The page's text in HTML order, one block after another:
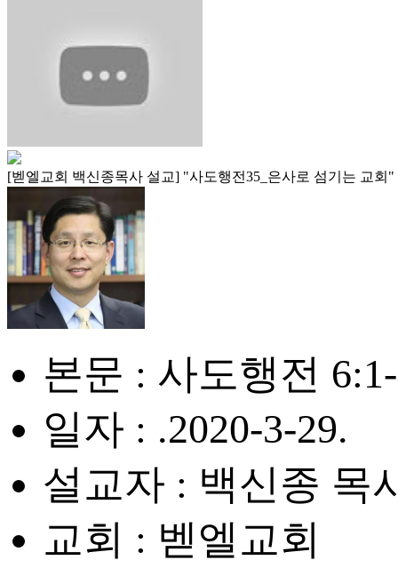
[벧엘교회 백신종목사 설교] "사도행전35_은사로 섬기는 교회"
본문 : 사도행전
일자 : .2020-3-29.
설교자 : 백신종 목
교회 : 벧엘교회